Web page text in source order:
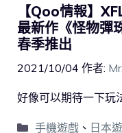
【Qoo情報】
最新作《怪物
春季推出
2021/10/04 作者:
好像可以期待一下玩
手機遊戲、 日本